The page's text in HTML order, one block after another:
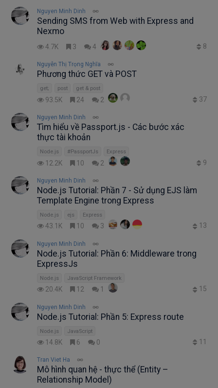
Nguyen Minh Dinh
Sending SMS from Web with Express and
Nexmo
4.7K 3 4 8
Nguyễn Thị Trọng Nghĩa
Phương thức GET và POST
get; post get & post
93.5K 24 2 37
Nguyen Minh Dinh
Tìm hiểu về Passport.js - Các bước xác
thực tài khoản
Node.js #PassportJs Express
12.2K 10 2 9
Nguyen Minh Dinh
Node.js Tutorial: Phần 7 - Sử dụng EJS làm
Template Engine trong Express
Node.js ejs Express
43.1K 10 3 13
Nguyen Minh Dinh
Node.js Tutorial: Phần 6: Middleware trong
ExpressJs
Node.js JavaScript Framework
20.4K 12 1 15
Nguyen Minh Dinh
Node.js Tutorial: Phần 5: Express route
Node.js JavaScript
14.8K 6 0 11
Tran Viet Ha
Mô hình quan hệ - thực thể (Entity –
Relationship Model)